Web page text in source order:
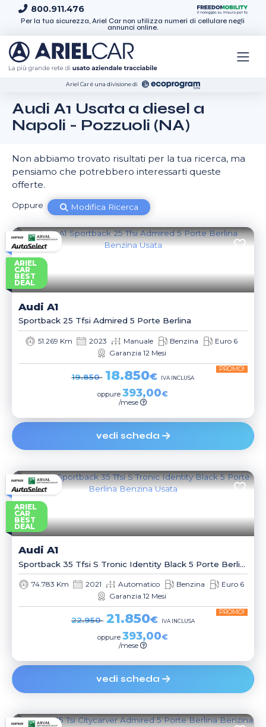
Skip to content
800.911.476
Per la tua sicurezza, Ariel Car non utilizza numeri di cellulare negli
annunci online.
Ariel Car é una divisione di
Audi A1 Usata a diesel a
Napoli - Pozzuoli (NA)
Non abbiamo trovato risultati per la tua ricerca, ma
pensiamo che potrebbero interessarti queste
offerte.
Oppure Modifica Ricerca
ARIEL
CAR
BEST
DEAL
Audi A1
Sportback 25 Tfsi Admired 5 Porte Berlina
51.269 Km 2023 Manuale Benzina
Euro 6
Garanzia 12 Mesi
19.850 18.850€
PROMO!
IVA INCLUSA
oppure393,00€
/mese
vedi scheda
ARIEL
CAR
BEST
DEAL
Audi A1
Sportback 35 Tfsi S Tronic Identity Black 5 Porte Berlina
74.783 Km 2021 Automatico Benzina
Euro 6
Garanzia 12 Mesi
22.950 21.850€
PROMO!
IVA INCLUSA
oppure393,00€
/mese
vedi scheda